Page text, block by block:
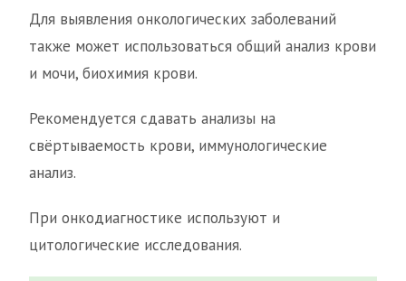
Для выявления онкологических заболеваний
также может использоваться общий анализ крови
и мочи, биохимия крови.
Рекомендуется сдавать анализы на
свёртываемость крови, иммунологические
анализ.
При онкодиагностике используют и
цитологические исследования.